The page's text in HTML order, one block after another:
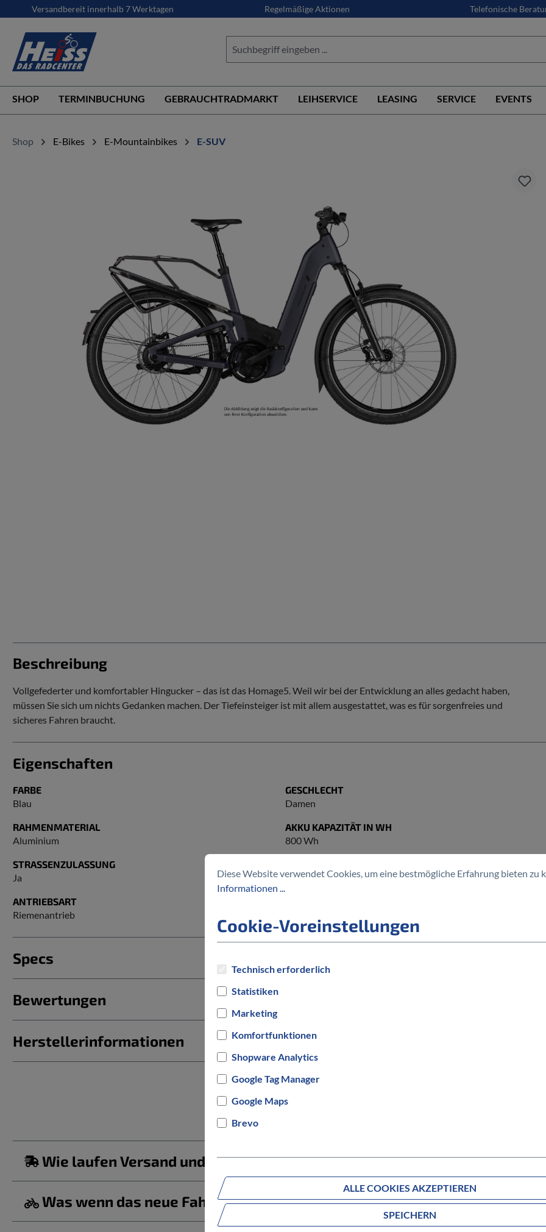
Zur Hauptnavigation springen
Versandbereit innerhalb 7 Werktagen Regelmäßige Aktionen Telefonische
SHOP TERMINBUCHUNG GEBRAUCHTRADMARKT LEIHSERVICE LEASING SERVICE EVENTS
Shop E-Bikes E-Mountainbikes E-SUV
Beschreibung
Vollgefederter und komfortabler Hingucker – das ist das Homage5. Weil wir bei der Entwicklung an alles gedacht haben,
müssen Sie sich um nichts Gedanken machen. Der Tiefeinsteiger ist mit allem ausgestattet, was es für sorgenfreies und
sicheres Fahren braucht.
Eigenschaften
FARBE
Blau
GESCHLECHT
Damen
RAHMENMATERIAL
Aluminium
AKKU KAPAZITÄT IN WH
800 Wh
STRASSENZULASSUNG
Ja
Bosch
ANTRIEBSART
Riemenantrieb
Specs
Bewertungen
Herstellerinformationen
Wie laufen Versand und Lieferung ab?
Was wenn das neue Fahrrad/ der bestellte Artikel nicht passt?
Diese Website verwendet Cookies, um eine bestmögliche Erfahrung bieten zu
Informationen ...
Cookie-Voreinstellungen
Technisch erforderlich
Statistiken
Marketing
Komfortfunktionen
Shopware Analytics
Google Tag Manager
Google Maps
Brevo
ALLE COOKIES AKZEPTIEREN
SPEICHERN